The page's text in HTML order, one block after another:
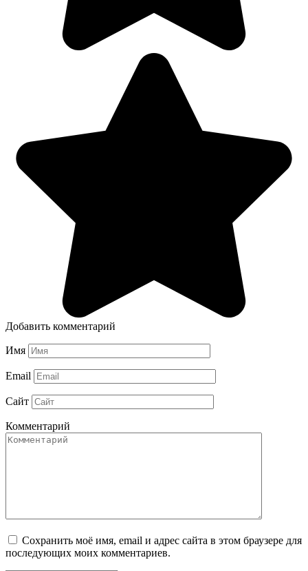
Добавить комментарий
Имя
Email
Сайт
Комментарий
Сохранить моё имя, email и адрес сайта в этом браузере для
последующих моих комментариев.